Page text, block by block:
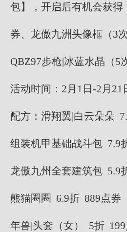
包】，开启后有机会获得
券、龙傲九洲头像框（3
QBZ97步枪|冰蓝水晶（5
活动时间：2月1日-2月21
配方：滑翔翼|白云朵朵
组装机甲基础战斗包 7.9
龙傲九州全套建筑包 5.9
熊猫圈圈 6.9折 889点券
年兽|头套（女） 5折